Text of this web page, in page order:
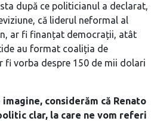
după ce politicianul a declarat,
că liderul neformal al
ar fi finanțat democrații, atât
au format coaliția de
fi vorba despre 150 de mii dolari
considerăm că Renato
clar, la care ne vom referi